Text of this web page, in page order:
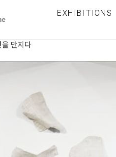
EXHIBITIONS
만지다